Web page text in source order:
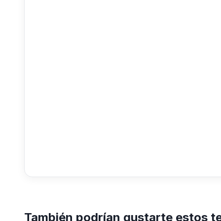
También podrían gustarte estos